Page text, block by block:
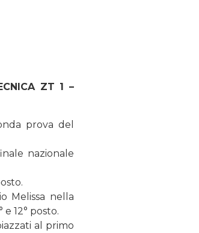
ZT 1 –
prova del
nazionale
Melissa nella
12° posto.
al primo